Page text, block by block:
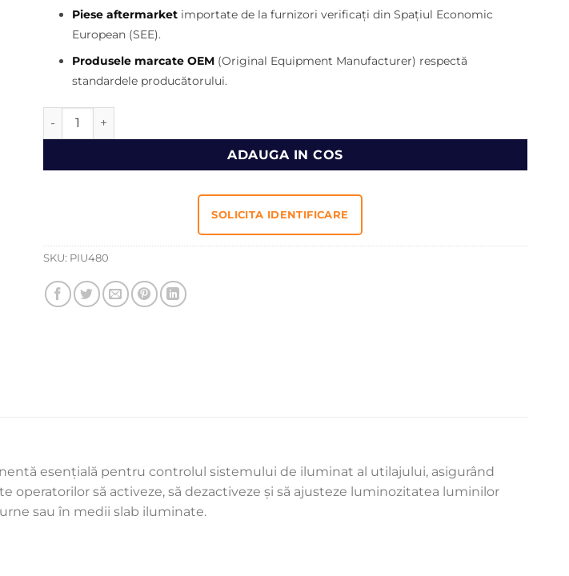
350,00 lei.
Piese aftermarket importate de la furnizori verificați din Spațiul Economic
European (SEE).
Produsele marcate OEM (Original Equipment Manufacturer) respectă
standardele producătorului.
Cantitate Maneta bloc lumini incarcator JCB 409
ADAUGA IN COS
SOLICITA IDENTIFICARE
SKU: PIU480
esențială pentru controlul sistemului de iluminat al utilajului, asigurând
să activeze, să dezactiveze și să ajusteze luminozitatea luminilor
sau în medii slab iluminate.